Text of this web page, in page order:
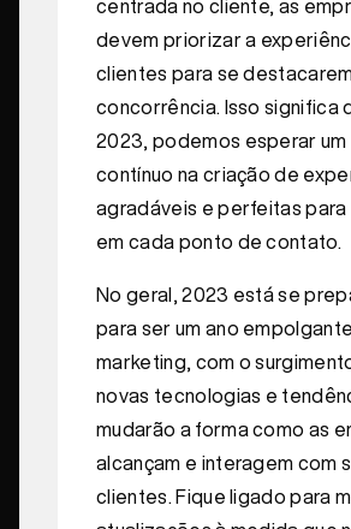
centrada no cliente, as
devem priorizar a
clientes para se
concorrência. Isso significa
2023, podemos esperar
contínuo na criação de
agradáveis e perfeitas para
em cada ponto de contato.
No geral, 2023 está se
para ser um ano
marketing, com o
novas tecnologias e
mudarão a forma como as
alcançam e interagem com
clientes. Fique ligado para